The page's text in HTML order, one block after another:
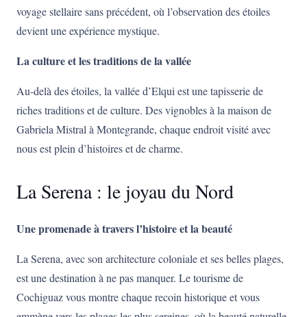
voyage stellaire sans précédent, où l’observation des étoiles
devient une expérience mystique.
La culture et les traditions de la vallée
Au-delà des étoiles, la vallée d’Elqui est une tapisserie de
riches traditions et de culture. Des vignobles à la maison de
Gabriela Mistral à Montegrande, chaque endroit visité avec
nous est plein d’histoires et de charme.
La Serena : le joyau du Nord
Une promenade à travers l’histoire et la beauté
La Serena, avec son architecture coloniale et ses belles plages,
est une destination à ne pas manquer. Le tourisme de
Cochiguaz vous montre chaque recoin historique et vous